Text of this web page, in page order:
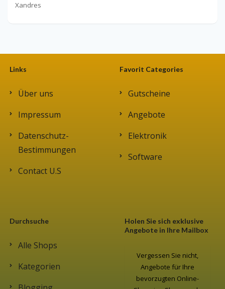
Xandres
Links
Über uns
Impressum
Datenschutz-
Bestimmungen
Contact U.S
Favorit Categories
Gutscheine
Angebote
Elektronik
Software
Durchsuche
Alle Shops
Kategorien
Holen Sie sich exklusive
Angebote in Ihre Mailbox
Vergessen Sie nicht,
Angebote für Ihre
bevorzugten Online-